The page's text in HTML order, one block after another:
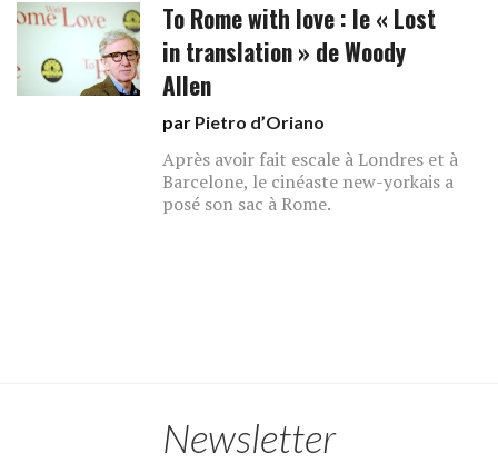
To Rome with love : le « Lost
in translation » de Woody
Allen
par Pietro d’Oriano
Après avoir fait escale à Londres et à
Barcelone, le cinéaste new-yorkais a
posé son sac à Rome.
Newsletter